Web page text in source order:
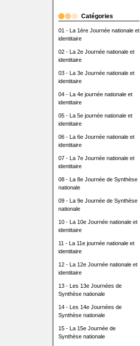
Catégories
01 - La 1ère Journée nationale et
identitaire
02 - La 2e Journée nationale et
identitaire
03 - La 3e Journée nationale et
identitaire
04 - La 4e journée nationale et
identitaire
05 - La 5e journée nationale et
identitaire
06 - La 6e Journée nationale et
identitaire
07 - La 7e Journée nationale et
identitaire
08 - La 8e Journée de Synthèse
nationale
09 - La 9e Journée de Synthèse
nationale
10 - La 10e Journée nationale et
identitaire
11 - La 11e journée nationale et
identitaire
12 - La 12e Journée nationale et
identitaire
13 - Les 13e Journées de
Synthèse nationale
14 - Les 14e Journées de
Synthèse nationale
15 - La 15e Journée de
Synthèse nationale